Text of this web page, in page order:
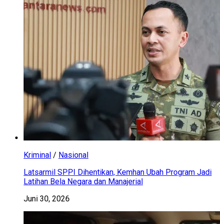
Kriminal / Nasional
Latsarmil SPPI Dihentikan, Kemhan Ubah Program Jadi
Latihan Bela Negara dan Manajerial
Juni 30, 2026